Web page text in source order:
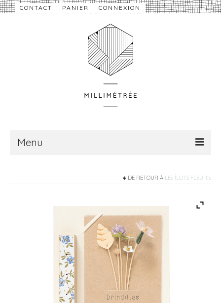
CONTACT PANIER CONNEXION
Menu
DE RETOUR À LES ÎLOTS FLEURIS